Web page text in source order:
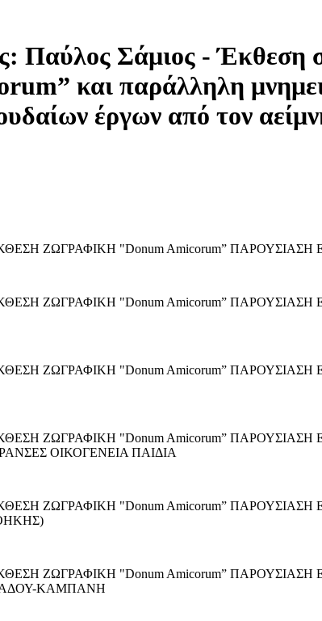
Παύλος Σάμιος - Έκθεση
και παράλληλη
έργων από τον
ΖΩΓΡΑΦΙΚΗ "Donum Amicorum”
ΖΩΓΡΑΦΙΚΗ "Donum Amicorum”
ΖΩΓΡΑΦΙΚΗ "Donum Amicorum”
ΖΩΓΡΑΦΙΚΗ "Donum Amicorum”
ΟΙΚΟΓΕΝΕΙΑ ΠΑΙΔΙΑ
ΖΩΓΡΑΦΙΚΗ "Donum Amicorum”
ΖΩΓΡΑΦΙΚΗ "Donum Amicorum”
ΚΑΜΠΑΝΗ